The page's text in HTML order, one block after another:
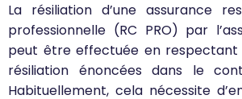
La résiliation d’une assurance
professionnelle (RC PRO) par
peut être effectuée en respectant
résiliation énoncées dans le
Habituellement, cela nécessite